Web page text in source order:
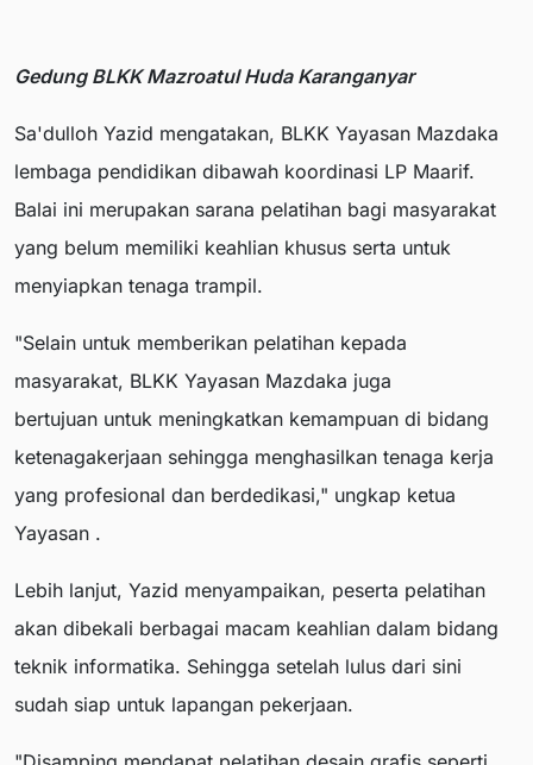
Gedung BLKK Mazroatul Huda Karanganyar
Sa'dulloh Yazid mengatakan, BLKK Yayasan Mazdaka
lembaga pendidikan dibawah koordinasi LP Maarif.
Balai ini merupakan sarana pelatihan bagi masyarakat
yang belum memiliki keahlian khusus serta untuk
menyiapkan tenaga trampil.
"Selain untuk memberikan pelatihan kepada
masyarakat, BLKK Yayasan Mazdaka juga
bertujuan untuk meningkatkan kemampuan di bidang
ketenagakerjaan sehingga menghasilkan tenaga kerja
yang profesional dan berdedikasi," ungkap ketua
Yayasan .
Lebih lanjut, Yazid menyampaikan, peserta pelatihan
akan dibekali berbagai macam keahlian dalam bidang
teknik informatika. Sehingga setelah lulus dari sini
sudah siap untuk lapangan pekerjaan.